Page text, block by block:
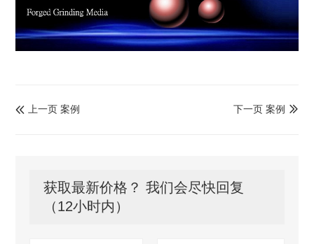
 上一页 案例 
下一页 案例
获取最新价格？ 我们会尽快回复
（12小时内）